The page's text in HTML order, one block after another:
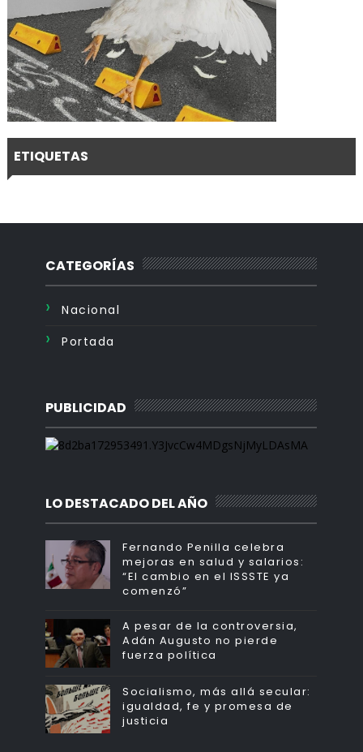
ETIQUETAS
CATEGORÍAS
Nacional
Portada
PUBLICIDAD
LO DESTACADO DEL AÑO
Fernando Penilla celebra
mejoras en salud y salarios:
“El cambio en el ISSSTE ya
comenzó”
A pesar de la controversia,
Adán Augusto no pierde
fuerza política
Socialismo, más allá secular:
igualdad, fe y promesa de
justicia